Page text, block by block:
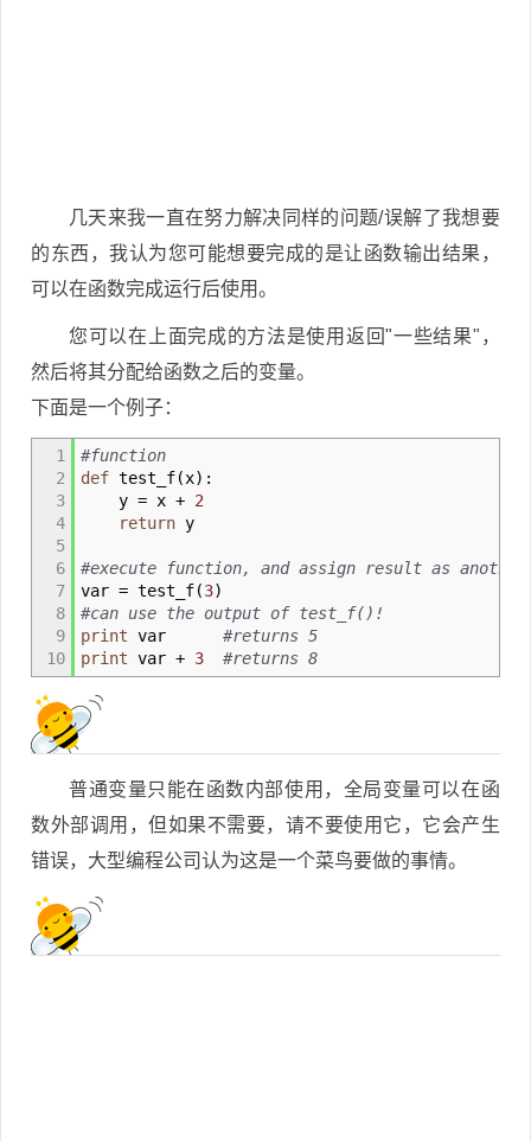
几天来我一直在努力解决同样的问题/误解了我想要
的东西，我认为您可能想要完成的是让函数输出结果，
可以在函数完成运行后使用。
您可以在上面完成的方法是使用返回"一些结果"，
然后将其分配给函数之后的变量。
下面是一个例子：
1
2
3
4
5
6
7
8
9
10
#function
def test_f(x) :
y = x + 2
return y
#execute function, and assign result as
var = test_f(3)
#can use the output of test_f()!
print var #returns 5
print var + 3 #returns 8
普通变量只能在函数内部使用，全局变量可以在函
数外部调用，但如果不需要，请不要使用它，它会产生
错误，大型编程公司认为这是一个菜鸟要做的事情。